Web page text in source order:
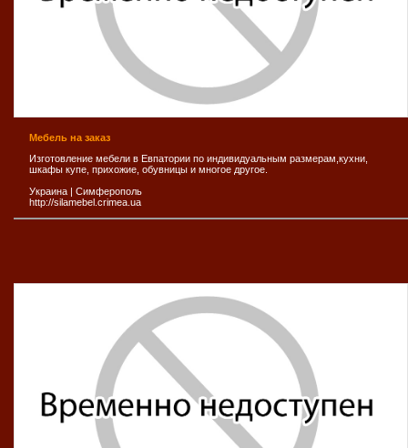
Мебель на заказ
Изготовление мебели в Евпатории по индивидуальным размерам,кухни,
шкафы купе, прихожие, обувницы и многое другое.
Украина | Симферополь
http://silamebel.crimea.ua